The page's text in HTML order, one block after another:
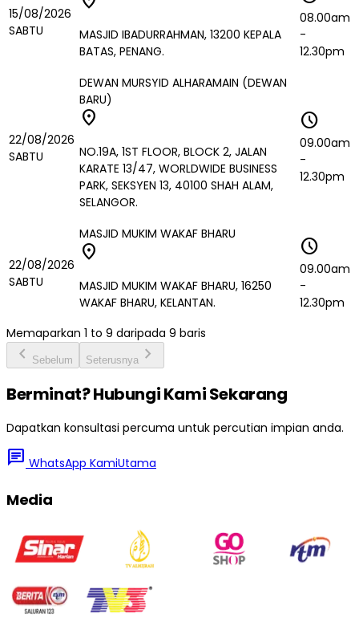
15/08/2026
SABTU
MASJID IBADURRAHMAN, 13200 KEPALA
BATAS, PENANG.
08.00am
-
12.30pm
22/08/2026
SABTU
DEWAN MURSYID ALHARAMAIN (DEWAN
BARU)
location_on
NO.19A, 1ST FLOOR, BLOCK 2, JALAN
KARATE 13/47, WORLDWIDE BUSINESS
PARK, SEKSYEN 13, 40100 SHAH ALAM,
SELANGOR.
schedule
09.00am
-
12.30pm
22/08/2026
SABTU
MASJID MUKIM WAKAF BHARU
location_on
MASJID MUKIM WAKAF BHARU, 16250
WAKAF BHARU, KELANTAN.
schedule
09.00am
-
12.30pm
Memaparkan 1 to 9 daripada 9 baris
chevron_left Sebelum Seterusnya chevron_right
Berminat? Hubungi Kami Sekarang
Dapatkan konsultasi percuma untuk percutian impian anda.
chat WhatsApp KamiUtama
Media